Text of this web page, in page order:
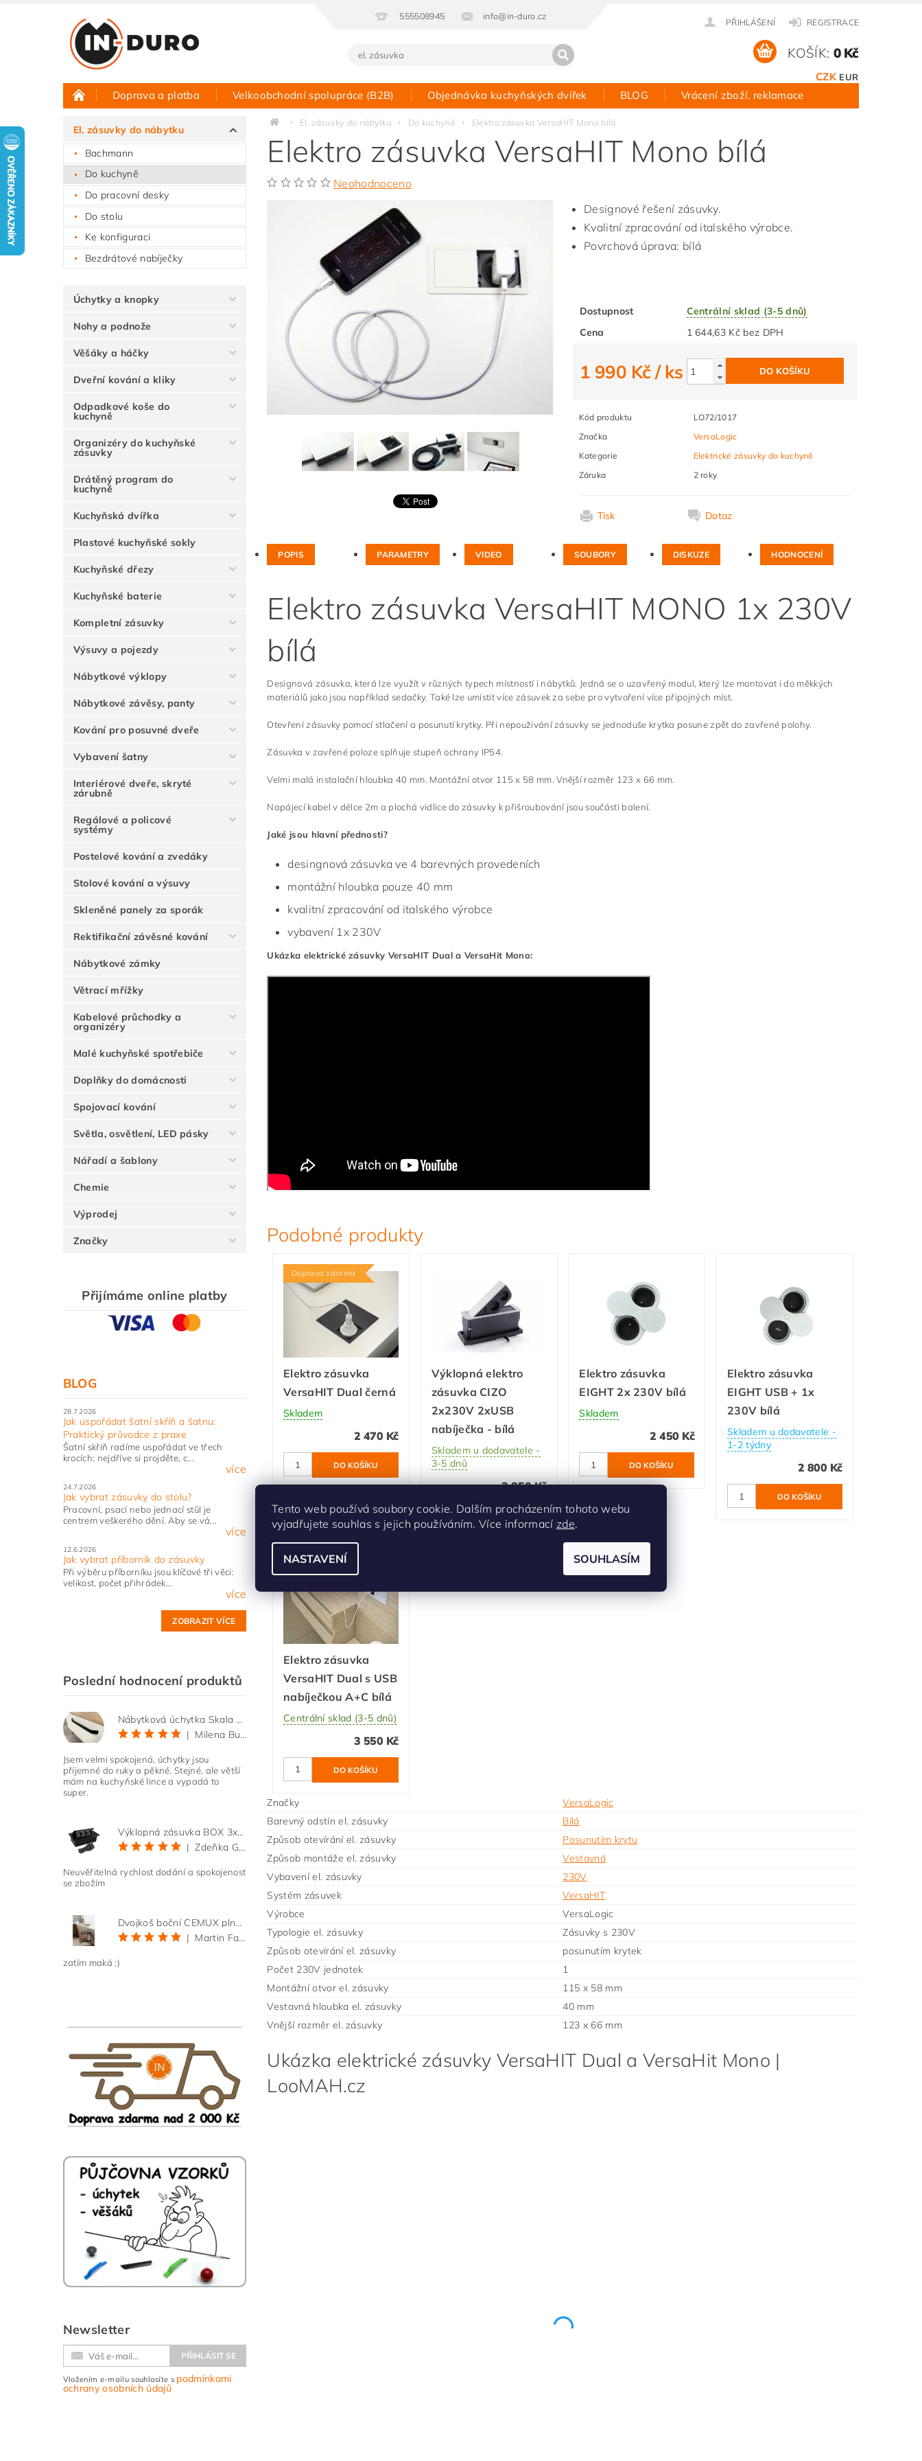
555508945 info@in-duro.cz
PŘIHLÁŠENÍ REGISTRACE
CZK EUR
KOŠÍK: 0 Kč
Doprava a platba Velkoobchodní spolupráce (B2B) Objednávka kuchyňských dvířek BLOG Vrácení zboží, reklamace
Půjčovna vzorků Hodnocení obchodu Kontakt
El. zásuvky do nábytku
Bachmann
Do kuchyně
Do pracovní desky
Do stolu
Ke konfiguraci
Bezdrátové nabíječky
Úchytky a knopky
Nohy a podnože
Věšáky a háčky
Dveřní kování a kliky
Odpadkové koše do
kuchyně
Organizéry do kuchyňské
zásuvky
Drátěný program do
kuchyně
Kuchyňská dvířka
Plastové kuchyňské sokly
Kuchyňské dřezy
Kuchyňské baterie
Kompletní zásuvky
Výsuvy a pojezdy
Nábytkové výklopy
Nábytkové závěsy, panty
Kování pro posuvné dveře
Vybavení šatny
Interiérové dveře, skryté
zárubně
Regálové a policové
systémy
Postelové kování a zvedáky
Stolové kování a výsuvy
Skleněné panely za sporák
Rektifikační závěsné kování
Nábytkové zámky
Větrací mřížky
Kabelové průchodky a
organizéry
Malé kuchyňské spotřebiče
Doplňky do domácnosti
Spojovací kování
Světla, osvětlení, LED pásky
Nářadí a šablony
Chemie
Výprodej
Značky
Přijímáme online platby
BLOG
28.7.2026
Jak uspořádat šatní skříň a šatnu:
Praktický průvodce z praxe
Šatní skříň radíme uspořádat ve třech
krocích: nejdříve si projděte, c...
více
24.7.2026
Jak vybrat zásuvky do stolu?
Pracovní, psací nebo jednací stůl je
centrem veškerého dění. Aby se vá...
více
12.6.2026
Jak vybrat příborník do zásuvky
Při výběru příborníku jsou klíčové tři věci:
velikost, počet přihrádek...
více
ZOBRAZIT VÍCE
Poslední hodnocení produktů
Nábytková úchytka Skala černá matná
|
Milena Bučková
Jsem velmi spokojená, úchytky jsou
příjemné do ruky a pěkné. Stejné, ale větší
mám na kuchyňské lince a vypadá to
super.
Výklopná zásuvka BOX 3x 230V s 3m kabelem - černá
|
Zdeňka Gold
Neuvěřitelná rychlost dodání a spokojenost
se zbožím
Dvojkoš boční CEMUX plné dno 3D, s tlumením antracit 200 mm
|
Martin Faltus
zatím maká :)
Newsletter
Vložením e-mailu souhlasíte s podmínkami
ochrany osobních údajů
El. zásuvky do nábytku Do kuchyně Elektro zásuvka VersaHIT Mono bílá
Elektro zásuvka VersaHIT Mono bílá
Neohodnoceno
Designové řešení zásuvky.
Kvalitní zpracování od italského výrobce.
Povrchová úprava: bílá
Dostupnost
Centrální sklad (3-5 dnů)
Cena
1 644,63 Kč bez DPH
1 990 Kč/ ks
Kód produktu
LO72/1017
Značka
VersaLogic
Kategorie
Elektrické zásuvky do kuchyně
Záruka
2 roky
Tisk Dotaz
POPIS PARAMETRY VIDEO SOUBORY DISKUZE HODNOCENÍ
Elektro zásuvka VersaHIT MONO 1x 230V
bílá
Designová zásuvka, která lze využít v různých typech místností i nábytků. Jedná se o uzavřený modul, který lze montovat i do měkkých
materiálů jako jsou například sedačky. Také lze umístit více zásuvek za sebe pro vytvoření více připojných míst.
Otevření zásuvky pomocí stlačení a posunutí krytky. Při nepouživání zásuvky se jednoduše krytka posune zpět do zavřené polohy.
Zásuvka v zavřené poloze splňuje stupeň ochrany IP54.
Velmi malá instalační hloubka 40 mm. Montážní otvor 115 x 58 mm. Vnější rozměr 123 x 66 mm.
Napájecí kabel v délce 2m a plochá vidlice do zásuvky k přišroubování jsou součásti balení.
Jaké jsou hlavní přednosti?
desingnová zásuvka ve 4 barevných provedeních
montážní hloubka pouze 40 mm
kvalitní zpracování od italského výrobce
vybavení 1x 230V
Ukázka elektrické zásuvky VersaHIT Dual a VersaHit Mono:
Podobné produkty
Doprava zdarma
Elektro zásuvka
VersaHIT Dual černá
Skladem
2 470 Kč
Výklopná elektro
zásuvka CIZO
2x230V 2xUSB
nabíječka - bílá
Skladem u dodavatele -
3-5 dnů
3 850 Kč
Elektro zásuvka
EIGHT 2x 230V bílá
Skladem
2 450 Kč
Elektro zásuvka
EIGHT USB + 1x
230V bílá
Skladem u dodavatele -
1-2 týdny
2 800 Kč
Doprava zdarma
Elektro zásuvka
VersaHIT Dual s USB
nabíječkou A+C bílá
Centrální sklad (3-5 dnů)
3 550 Kč
Značky
VersaLogic
Barevný odstín el. zásuvky
Bílá
Způsob otevírání el. zásuvky
Posunutím krytu
Způsob montáže el. zásuvky
Vestavná
Vybavení el. zásuvky
230V
Systém zásuvek
VersaHIT
Výrobce
VersaLogic
Typologie el. zásuvky
Zásuvky s 230V
Způsob otevírání el. zásuvky
posunutím krytek
Počet 230V jednotek
1
Montážní otvor el. zásuvky
115 x 58 mm
Vestavná hloubka el. zásuvky
40 mm
Vnější rozměr el. zásuvky
123 x 66 mm
Ukázka elektrické zásuvky VersaHIT Dual a VersaHit Mono |
LooMAH.cz
Tento web používá soubory cookie. Dalším procházením tohoto webu
vyjadřujete souhlas s jejich používáním. Více informací zde.
NASTAVENÍ SOUHLASÍM